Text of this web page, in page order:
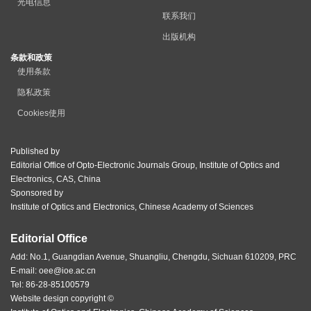
光电信息
联系我们
出版机构
条款和政策
使用条款
隐私政策
Cookies使用
Published by
Editorial Office of Opto-Electronic Journals Group, Institute of Optics and
Electronics, CAS, China
Sponsored by
Institute of Optics and Electronics, Chinese Academy of Sciences
Editorial Office
Add: No.1, Guangdian Avenue, Shuangliu, Chengdu, Sichuan 610209, PRC
E-mail: oee@ioe.ac.cn
Tel: 86-28-85100579
Website design copyright ©